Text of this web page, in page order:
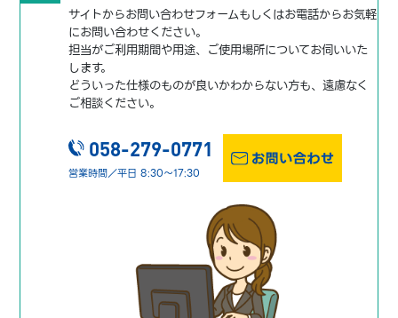
サイトからお問い合わせフォームもしくはお電話からお気軽
にお問い合わせください。
担当がご利用期間や用途、ご使用場所についてお伺いいた
します。
どういった仕様のものが良いかわからない方も、遠慮なく
ご相談ください。
058-279-0771
営業時間／平日 8:30～17:30